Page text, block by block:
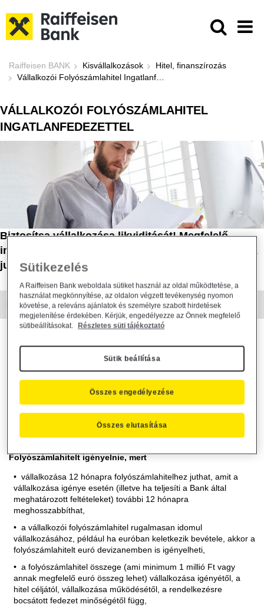
Vállalkozói Folyószámlahitel
Raiffeisen BANK Kisvállalkozások
Hitel, finanszírozás
VÁLLALKOZÓI FOLYÓSZÁMLAHITEL
INGATLANFEDEZETTEL
Biztosítsa vállalkozása likviditását! Megfelelő
ingatlanfedezettel magasabb összegű hitelkerethez
juthat.
MIÉRT ÉRDEMES?
ajánljuk, ha
finanszírozására keres megoldást,
vállalkozása napi likviditását kívánja biztosítani,
előbb fizet a szállítóinak, mint ahogy a vevői fizetnek Önnek,
biztonsági tartalékot szeretne, amit bármikor felhasználhat.
Folyószámlahitelt igényelnie, mert
vállalkozása 12 hónapra folyószámlahitelhez juthat, amit a
vállalkozása igénye esetén (illetve ha teljesíti a Bank által
meghatározott feltételeket) további 12 hónapra
meghosszabbíthat,
a vállalkozói folyószámlahitel rugalmasan idomul
vállalkozásához, például ha euróban keletkezik bevétele, akkor a
folyószámlahitelt euró devizanemben is igényelheti,
a folyószámlahitel összege (ami minimum 1 millió Ft vagy
annak megfelelő euró összeg lehet) vállalkozása igényétől, a
hitel céljától, vállalkozása működésétől, a rendelkezésre
bocsátott fedezet minőségétől függ,
Sütikezelés
A Raiffeisen Bank weboldala sütiket használ az oldal működtetése, a
használat megkönnyítése, az oldalon végzett tevékenység nyomon
követése, a releváns ajánlatok és személyre szabott hirdetések
megjelenítése érdekében. Kérjük, engedélyezze az Önnek megfelelő
sütibeállításokat.
Részletes süti tájékoztató
Sütik beállítása
Összes elutasítása
Összes engedélyezése